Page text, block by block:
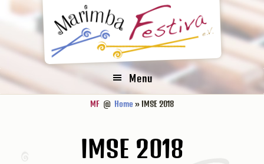
Hauptnavigation
Menu
MF @ Home » IMSE 2018
IMSE 2018